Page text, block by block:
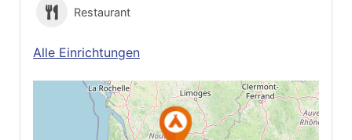
Restaurant
Alle Einrichtungen